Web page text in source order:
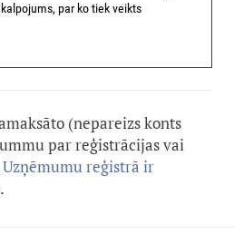
par ko tiek veikts
(nepareizs konts
par reģistrācijas vai
Uzņēmumu reģistrā ir
.